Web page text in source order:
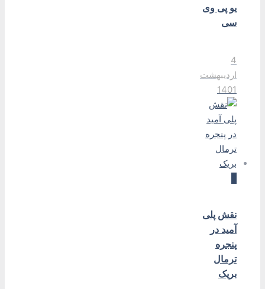
یو پی وی
سی
4
اردیبهشت
1401
نقش پلی
آمید در
پنجره
ترمال
بریک